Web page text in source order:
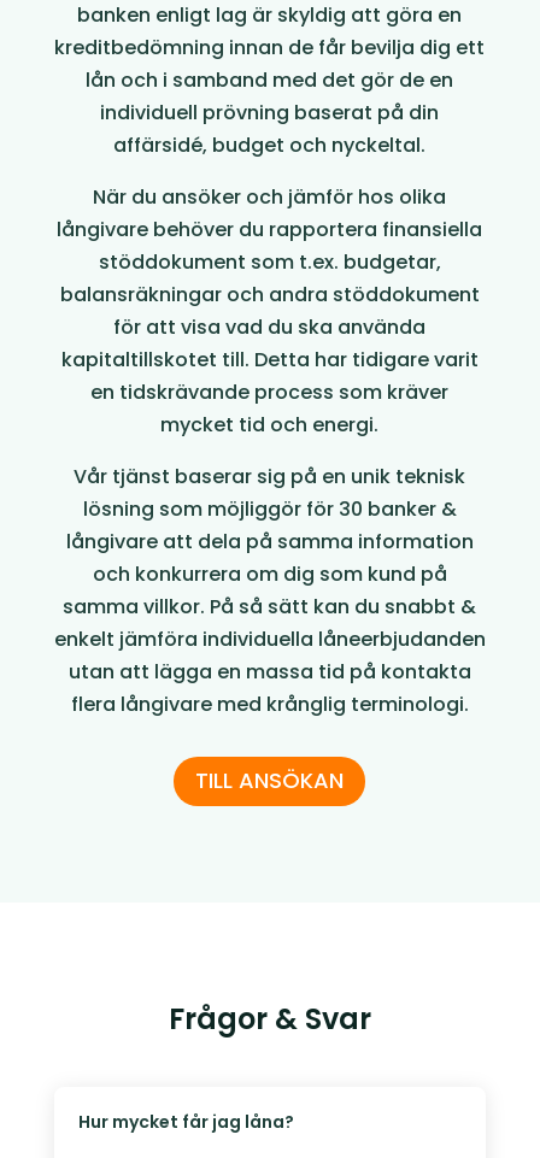
banken enligt lag är skyldig att göra en
kreditbedömning innan de får bevilja dig ett
lån och i samband med det gör de en
individuell prövning baserat på din
affärsidé, budget och nyckeltal.
När du ansöker och jämför hos olika
långivare behöver du rapportera finansiella
stöddokument som t.ex. budgetar,
balansräkningar och andra stöddokument
för att visa vad du ska använda
kapitaltillskotet till. Detta har tidigare varit
en tidskrävande process som kräver
mycket tid och energi.
Vår tjänst baserar sig på en unik teknisk
lösning som möjliggör för 30 banker &
långivare att dela på samma information
och konkurrera om dig som kund på
samma villkor. På så sätt kan du snabbt &
enkelt jämföra individuella låneerbjudanden
utan att lägga en massa tid på kontakta
flera långivare med krånglig terminologi.
TILL ANSÖKAN
Frågor & Svar
Hur mycket får jag låna?